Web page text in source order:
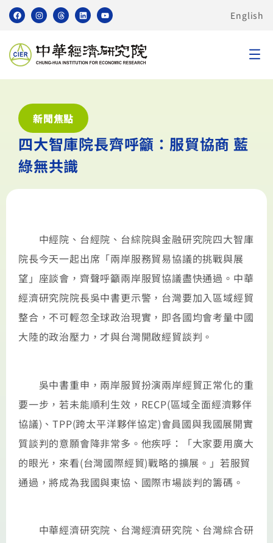
English
新聞焦點
四大智庫院長齊呼籲：服貿協商 藍
綠無共識
中經院、台經院、台綜院與金融研究院四大智庫
院長今天一起出席「兩岸服務貿易協議的挑戰與展
望」座談會，齊聲呼籲兩岸服貿協議盡快通過。中華
經濟研究院院長吳中書更示警，台灣要加入區域經貿
整合，不可輕忽全球政治現實，即各國均會考量中國
大陸的政治壓力，才與台灣開啟經貿談判。
吳中書重申，兩岸服貿扮演兩岸經貿正常化的重
要一步，若未能順利生效，RECP(區域全面經濟夥伴
協議)、TPP(跨太平洋夥伴協定)會員國與我國展開實
質談判的意願會降非常多。他疾呼：「大家要用廣大
的眼光，來看(台灣國際經貿)戰略的擴展。」若服貿
通過，將成為我國與東協、國際市場談判的籌碼。
中華經濟研究院、台灣經濟研究院、台灣綜合研